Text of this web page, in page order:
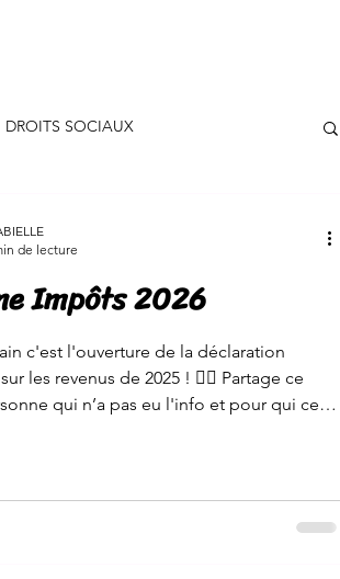
DROITS SOCIAUX
JEUNES/ETUDIANTS
Impôts 2026
c'est l'ouverture de la déclaration
revenus de 2025 ! 👉🏾 Partage ce
qui n’a pas eu l'info et pour qui ce
#impots
de lecture